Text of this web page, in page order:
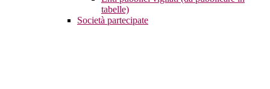
tabelle)
Società partecipate